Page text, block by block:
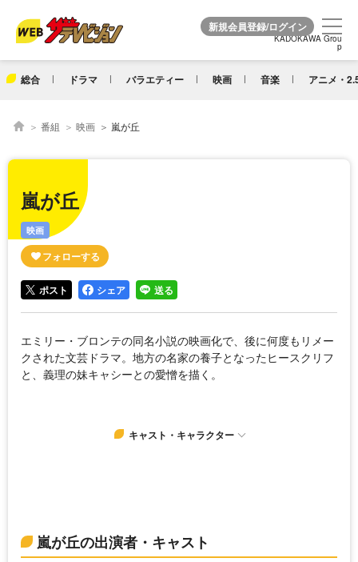
KADOKAWA Grou
p
総合 ドラマ バラエティー 映画 音楽 アニメ・
KADOKAWA Grou
p
番組 映画 嵐が丘
嵐が丘
映画
ポスト シェア 送る
エミリー・ブロンテの同名小説の映画化で、後に何度もリメー
クされた文芸ドラマ。地方の名家の養子となったヒースクリフ
と、義理の妹キャシーとの愛憎を描く。
キャスト・キャラクター
嵐が丘の出演者・キャスト